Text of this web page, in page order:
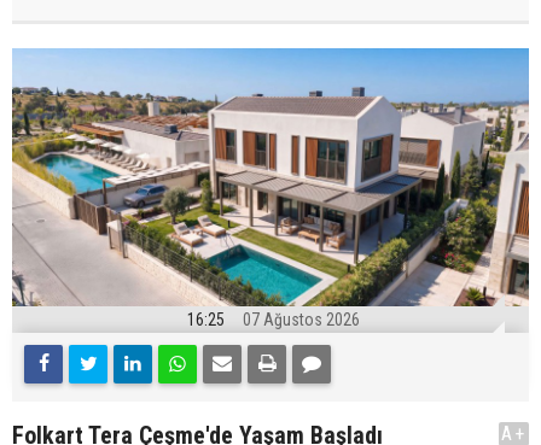
16:25 07 Ağustos 2026
Folkart Tera Çeşme'de Yaşam Başladı
A+